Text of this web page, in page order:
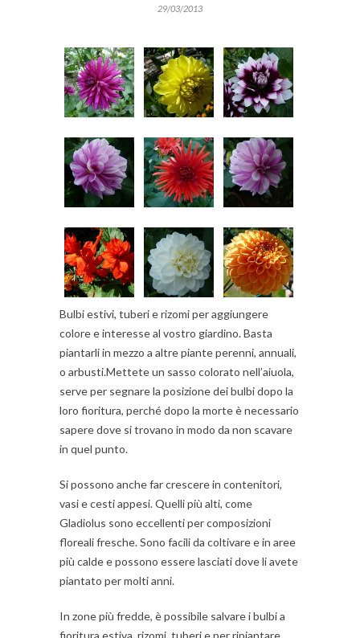
29/03/2013
Bulbi estivi, tuberi e rizomi per aggiungere
colore e interesse al vostro giardino. Basta
piantarli in mezzo a altre piante perenni, annuali,
o arbusti.Mettete un sasso colorato nell’aiuola,
serve per segnare la posizione dei bulbi dopo la
loro fioritura, perché dopo la morte è necessario
sapere dove si trovano in modo da non scavare
in quel punto.
Si possono anche far crescere in contenitori,
vasi e cesti appesi. Quelli più alti, come
Gladiolus sono eccellenti per composizioni
floreali fresche. Sono facili da coltivare e in aree
più calde e possono essere lasciati dove li avete
piantato per molti anni.
In zone più fredde, è possibile salvare i bulbi a
fioritura estiva, rizomi, tuberi e per ripiantare